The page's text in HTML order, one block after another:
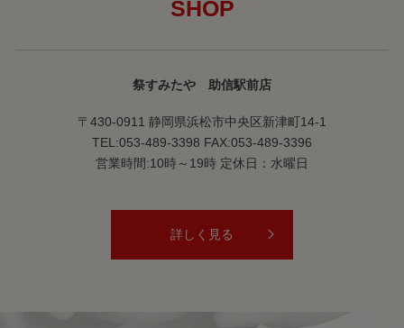
SHOP
祭すみたや 助信駅前店
〒430-0911 静岡県浜松市中央区新津町14-1
TEL:053-489-3398 FAX:053-489-3396
営業時間:10時～19時 定休日：水曜日
詳しく見る